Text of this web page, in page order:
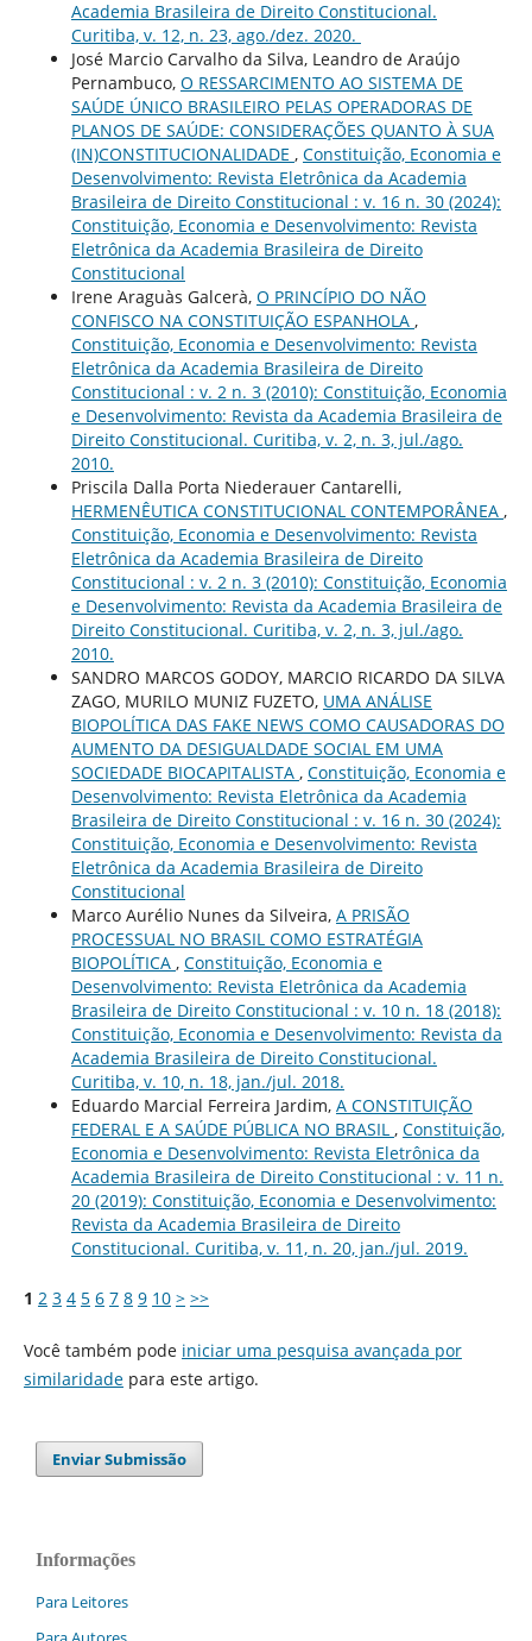
Academia Brasileira de Direito Constitucional.
Curitiba, v. 12, n. 23, ago./dez. 2020.
José Marcio Carvalho da Silva, Leandro de Araújo
Pernambuco, O RESSARCIMENTO AO SISTEMA DE
SAÚDE ÚNICO BRASILEIRO PELAS OPERADORAS DE
PLANOS DE SAÚDE: CONSIDERAÇÕES QUANTO À SUA
(IN)CONSTITUCIONALIDADE , Constituição, Economia e
Desenvolvimento: Revista Eletrônica da Academia
Brasileira de Direito Constitucional : v. 16 n. 30 (2024):
Constituição, Economia e Desenvolvimento: Revista
Eletrônica da Academia Brasileira de Direito
Constitucional
Irene Araguàs Galcerà, O PRINCÍPIO DO NÃO
CONFISCO NA CONSTITUIÇÃO ESPANHOLA ,
Constituição, Economia e Desenvolvimento: Revista
Eletrônica da Academia Brasileira de Direito
Constitucional : v. 2 n. 3 (2010): Constituição, Economia
e Desenvolvimento: Revista da Academia Brasileira de
Direito Constitucional. Curitiba, v. 2, n. 3, jul./ago.
2010.
Priscila Dalla Porta Niederauer Cantarelli,
HERMENÊUTICA CONSTITUCIONAL CONTEMPORÂNEA ,
Constituição, Economia e Desenvolvimento: Revista
Eletrônica da Academia Brasileira de Direito
Constitucional : v. 2 n. 3 (2010): Constituição, Economia
e Desenvolvimento: Revista da Academia Brasileira de
Direito Constitucional. Curitiba, v. 2, n. 3, jul./ago.
2010.
SANDRO MARCOS GODOY, MARCIO RICARDO DA SILVA
ZAGO, MURILO MUNIZ FUZETO, UMA ANÁLISE
BIOPOLÍTICA DAS FAKE NEWS COMO CAUSADORAS DO
AUMENTO DA DESIGUALDADE SOCIAL EM UMA
SOCIEDADE BIOCAPITALISTA , Constituição, Economia e
Desenvolvimento: Revista Eletrônica da Academia
Brasileira de Direito Constitucional : v. 16 n. 30 (2024):
Constituição, Economia e Desenvolvimento: Revista
Eletrônica da Academia Brasileira de Direito
Constitucional
Marco Aurélio Nunes da Silveira, A PRISÃO
PROCESSUAL NO BRASIL COMO ESTRATÉGIA
BIOPOLÍTICA , Constituição, Economia e
Desenvolvimento: Revista Eletrônica da Academia
Brasileira de Direito Constitucional : v. 10 n. 18 (2018):
Constituição, Economia e Desenvolvimento: Revista da
Academia Brasileira de Direito Constitucional.
Curitiba, v. 10, n. 18, jan./jul. 2018.
Eduardo Marcial Ferreira Jardim, A CONSTITUIÇÃO
FEDERAL E A SAÚDE PÚBLICA NO BRASIL , Constituição,
Economia e Desenvolvimento: Revista Eletrônica da
Academia Brasileira de Direito Constitucional : v. 11 n.
20 (2019): Constituição, Economia e Desenvolvimento:
Revista da Academia Brasileira de Direito
Constitucional. Curitiba, v. 11, n. 20, jan./jul. 2019.
1 2 3 4 5 6 7 8 9 10 > >>
Você também pode iniciar uma pesquisa avançada por
similaridadepara este artigo.
Enviar Submissão
Informações
Para Leitores